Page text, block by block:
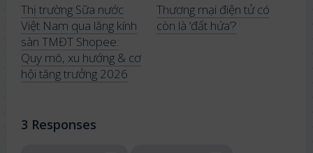
Thị trường Sữa nước
Việt Nam qua lăng kính
sàn TMĐT Shopee:
Quy mô, xu hướng & cơ
hội tăng trưởng 2026
Thương mại điện tử có
còn là ‘đất hứa’?
3 Responses